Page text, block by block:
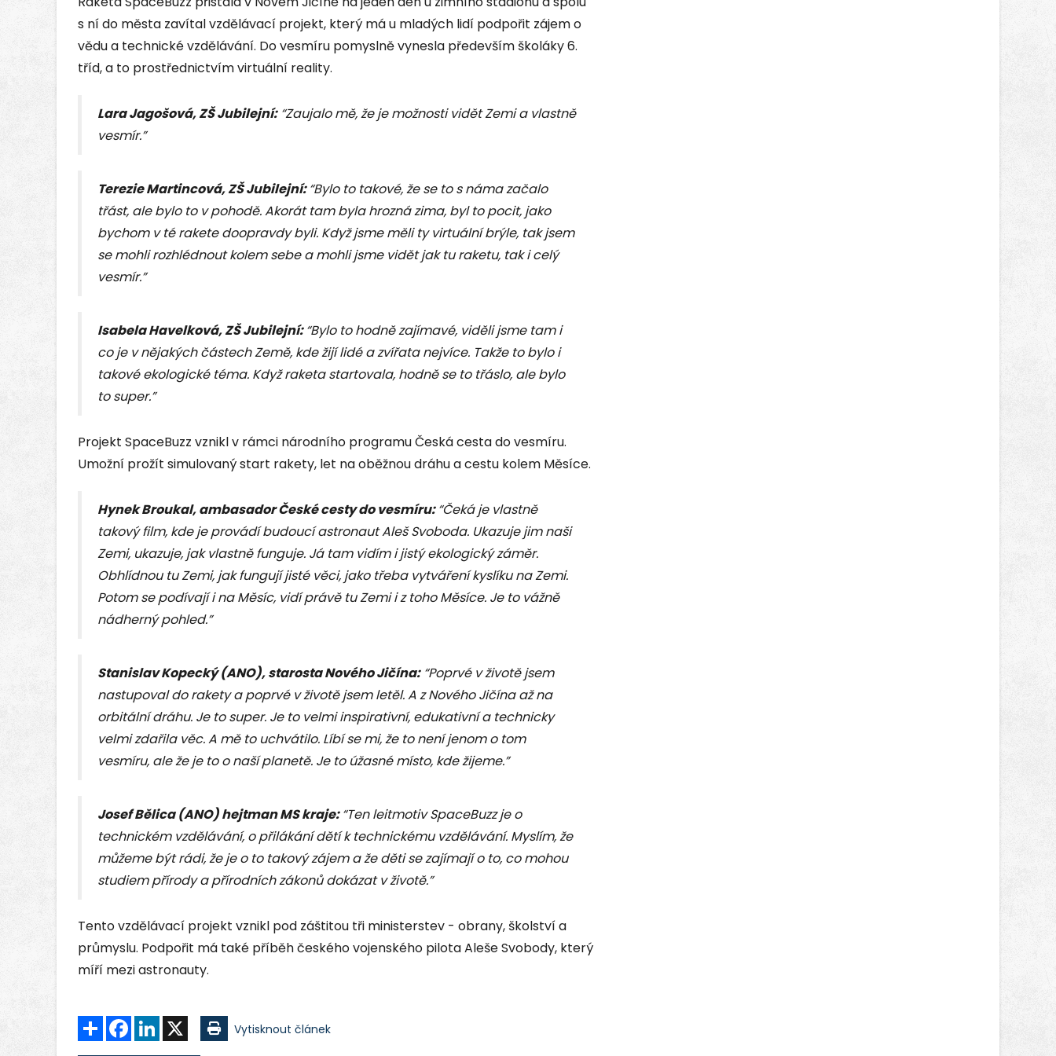
s ní do města zavítal vzdělávací projekt, který má u mladých lidí podpořit zájem o
vědu a technické vzdělávání. Do vesmíru pomyslně vynesla především školáky 6.
tříd, a to prostřednictvím virtuální reality.
Lara Jagošová, ZŠ Jubilejní:“Zaujalo mě, že je možnosti vidět Zemi a vlastně
vesmír.”
Terezie Martincová, ZŠ Jubilejní:“Bylo to takové, že se to s náma začalo
třást, ale bylo to v pohodě. Akorát tam byla hrozná zima, byl to pocit, jako
bychom v té rakete doopravdy byli. Když jsme měli ty virtuální brýle, tak jsem
se mohli rozhlédnout kolem sebe a mohli jsme vidět jak tu raketu, tak i celý
vesmír.”
Isabela Havelková, ZŠ Jubilejní:“Bylo to hodně zajímavé, viděli jsme tam i
co je v nějakých částech Země, kde žijí lidé a zvířata nejvíce. Takže to bylo i
takové ekologické téma. Když raketa startovala, hodně se to třáslo, ale bylo
to super.”
Projekt SpaceBuzz vznikl v rámci národního programu Česká cesta do vesmíru.
Umožní prožít simulovaný start rakety, let na oběžnou dráhu a cestu kolem Měsíce.
Hynek Broukal, ambasador České cesty do vesmíru:“Čeká je vlastně
takový film, kde je provádí budoucí astronaut Aleš Svoboda. Ukazuje jim naši
Zemi, ukazuje, jak vlastně funguje. Já tam vidím i jistý ekologický záměr.
Obhlídnou tu Zemi, jak fungují jisté věci, jako třeba vytváření kyslíku na Zemi.
Potom se podívají i na Měsíc, vidí právě tu Zemi i z toho Měsíce. Je to vážně
nádherný pohled.”
Stanislav Kopecký (ANO), starosta Nového Jičína:“Poprvé v životě jsem
nastupoval do rakety a poprvé v životě jsem letěl. A z Nového Jičína až na
orbitální dráhu. Je to super. Je to velmi inspirativní, edukativní a technicky
velmi zdařila věc. A mě to uchvátilo. Líbí se mi, že to není jenom o tom
vesmíru, ale že je to o naší planetě. Je to úžasné místo, kde žijeme.”
Josef Bělica (ANO) hejtman MS kraje:“Ten leitmotiv SpaceBuzz je o
technickém vzdělávání, o přilákání dětí k technickému vzdělávání. Myslím, že
můžeme být rádi, že je o to takový zájem a že děti se zajímají o to, co mohou
studiem přírody a přírodních zákonů dokázat v životě.”
Tento vzdělávací projekt vznikl pod záštitou tři ministerstev - obrany, školství a
průmyslu. Podpořit má také příběh českého vojenského pilota Aleše Svobody, který
míří mezi astronauty.
Sdílet FacebookLinkedIn Vytisknout článek